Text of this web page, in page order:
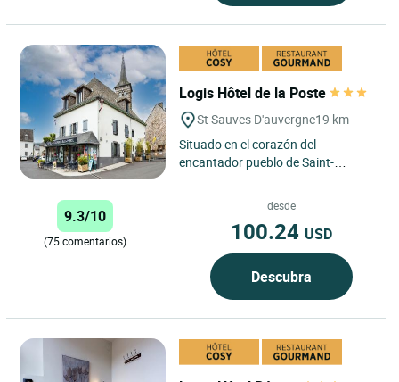
Logis Hôtel de la Poste
St Sauves D'auvergne19 km
Situado en el corazón del
encantador pueblo de Saint-
minutos de las famosas
9.3/10
(75 comentarios)
desde
100.24 USD
Descubra